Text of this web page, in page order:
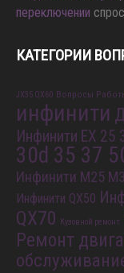
переключении
КАТЕГОРИИ
JX35 QX60 Вопросы
инфинити
Инфинити EX 25
30d 35 37
Инфинити M25
Инфинити QX50
QX70
Кузовной ремонт
Ремонт